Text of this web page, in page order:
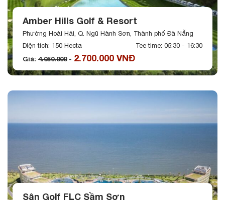
Amber Hills Golf & Resort
Phường Hoài Hải, Q. Ngũ Hành Sơn, Thành phố Đà Nẵng
Diện tích: 150 Hecta
Tee time: 05:30 - 16:30
Giá: 4.050.000- 2.700.000 VNĐ
Sân Golf FLC Sầm Sơn